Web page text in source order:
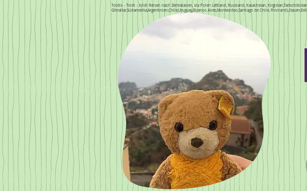
Toldis - Toldi - toldi Reisen nach Zentralasien, via Polen Lettland, Russland, Kasachstan,
Gibraltar,Südamerika,Argentinien,Chile,Uruguay,Buenos Aires,Montevideo,Santiago de Chile,